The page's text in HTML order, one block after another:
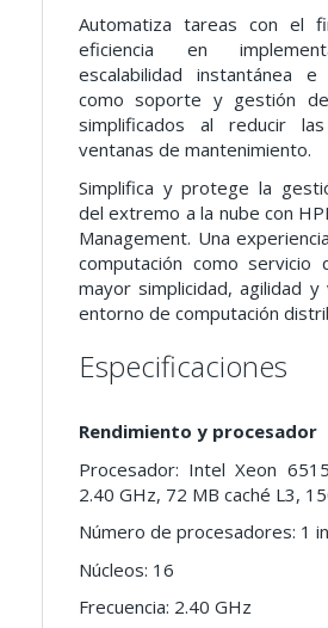
Automatiza tareas con el
eficiencia en
escalabilidad instantánea
como soporte y gestión
simplificados al reducir
ventanas de mantenimiento.
Simplifica y protege la
del extremo a la nube con
Management. Una
computación como servicio
mayor simplicidad, agilidad
entorno de computación
Especificaciones
Rendimiento y procesador
Procesador: Intel Xeon
2.40 GHz, 72 MB caché L3,
Número de procesadores: 1
Núcleos: 16
Frecuencia: 2.40 GHz